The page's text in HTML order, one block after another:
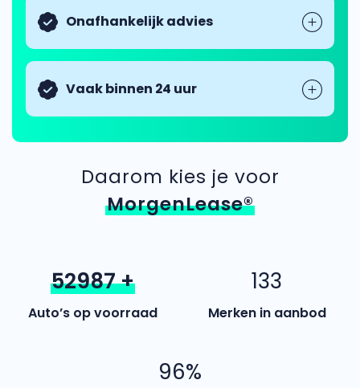
Onafhankelijk advies
Vaak binnen 24 uur
Daarom kies je voor
MorgenLease®
52987+
Auto’s op voorraad
133
Merken in aanbod
96%